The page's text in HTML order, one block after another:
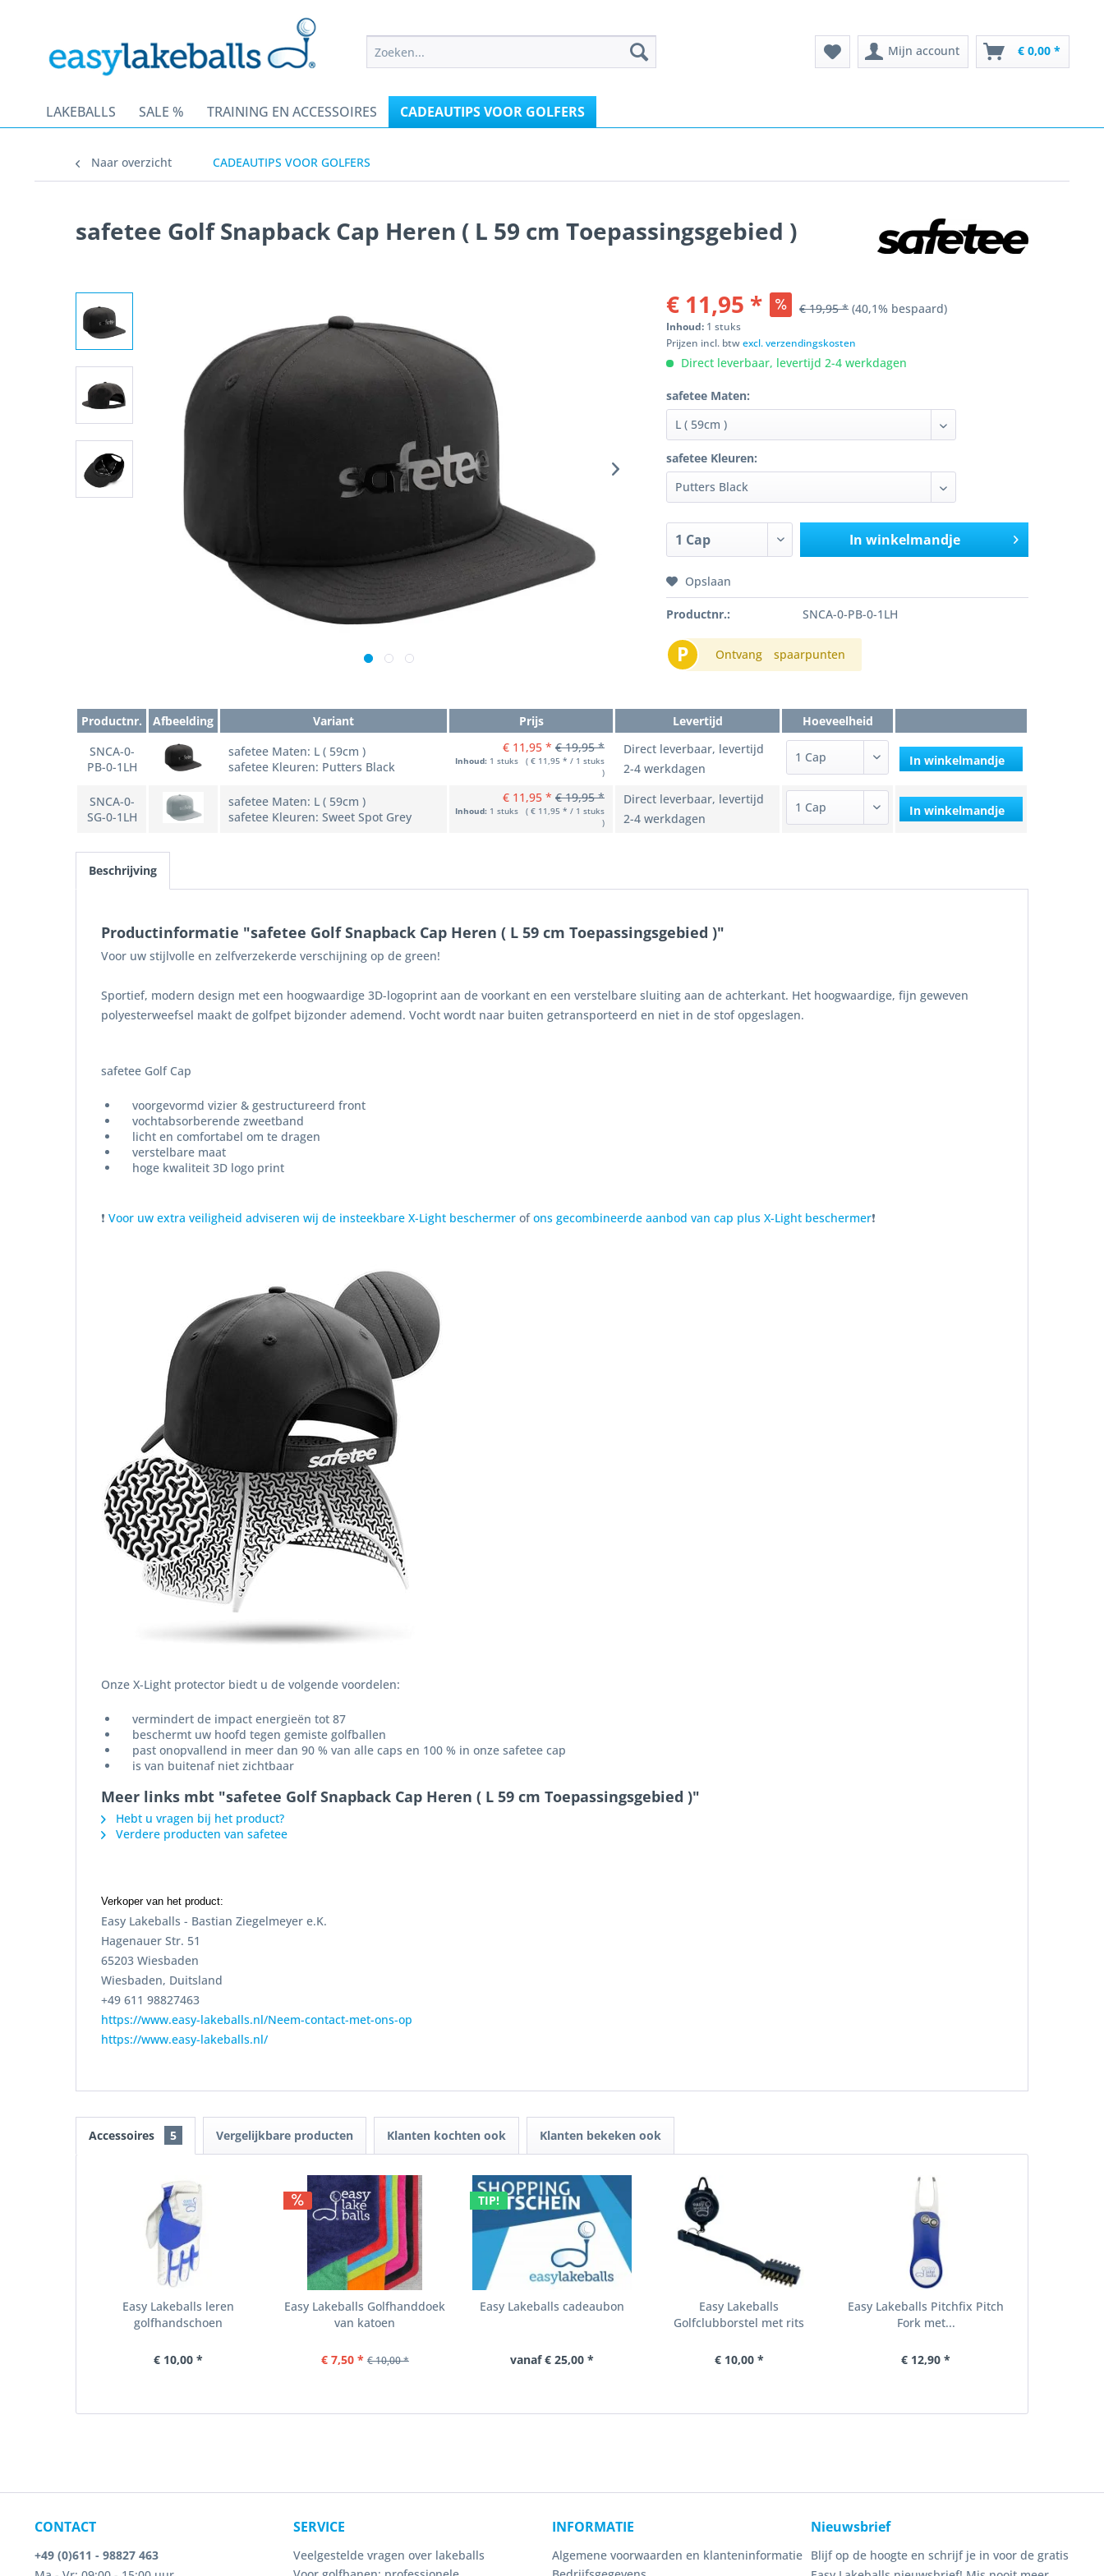
Mijn account € 0,00 *
LAKEBALLS SALE % TRAINING EN ACCESSOIRES CADEAUTIPS VOOR GOLFERS
Naar overzicht CADEAUTIPS VOOR GOLFERS
safetee Golf Snapback Cap Heren ( L 59 cm Toepassingsgebied )
€ 11,95 * € 19,95 * (40,1% bespaard)
Inhoud: 1 stuks
Prijzen incl. btwexcl. verzendingskosten
Direct leverbaar, levertijd 2-4 werkdagen
safetee Maten:
safetee Kleuren:
In winkelmandje
Opslaan
Productnr.: SNCA-0-PB-0-1LH
P Ontvang spaarpunten
Productnr. Afbeelding Variant Prijs Levertijd
Hoeveelheid
SNCA-0-
PB-0-1LH
safetee Maten: L ( 59cm )
safetee Kleuren: Putters Black
€ 11,95 * € 19,95 *
Inhoud: 1 stuks ( € 11,95 * / 1 stuks
)
Direct leverbaar, levertijd
2-4 werkdagen
In winkelmandje
SNCA-0-
SG-0-1LH
safetee Maten: L ( 59cm )
safetee Kleuren: Sweet Spot Grey
€ 11,95 * € 19,95 *
Inhoud: 1 stuks ( € 11,95 * / 1 stuks
)
Direct leverbaar, levertijd
2-4 werkdagen
In winkelmandje
Beschrijving
Productinformatie "safetee Golf Snapback Cap Heren ( L 59 cm Toepassingsgebied )"
Voor uw stijlvolle en zelfverzekerde verschijning op de green!
Sportief, modern design met een hoogwaardige 3D-logoprint aan de voorkant en een verstelbare sluiting aan de achterkant. Het hoogwaardige, fijn geweven
polyesterweefsel maakt de golfpet bijzonder ademend. Vocht wordt naar buiten getransporteerd en niet in de stof opgeslagen.
safetee Golf Cap
voorgevormd vizier & gestructureerd front
vochtabsorberende zweetband
licht en comfortabel om te dragen
verstelbare maat
hoge kwaliteit 3D logo print
❗ Voor uw extra veiligheid adviseren wij de insteekbare X-Light beschermer ofons gecombineerde aanbod van cap plus X-Light beschermer❗
Onze X-Light protector biedt u de volgende voordelen:
vermindert de impact energieën tot 87
beschermt uw hoofd tegen gemiste golfballen
past onopvallend in meer dan 90 % van alle caps en 100 % in onze safetee cap
is van buitenaf niet zichtbaar
Meer links mbt "safetee Golf Snapback Cap Heren ( L 59 cm Toepassingsgebied )"
Hebt u vragen bij het product?
Verdere producten van safetee
Verkoper van het product:
Easy Lakeballs - Bastian Ziegelmeyer e.K.
Hagenauer Str. 51
65203 Wiesbaden
Wiesbaden, Duitsland
+49 611 98827463
https://www.easy-lakeballs.nl/Neem-contact-met-ons-op
https://www.easy-lakeballs.nl/
Accessoires 5 Vergelijkbare producten Klanten kochten ook Klanten bekeken ook
Easy Lakeballs leren
golfhandschoen
€ 10,00 *
Easy Lakeballs Golfhanddoek
van katoen
€ 7,50 * € 10,00 *
TIP!
Easy Lakeballs cadeaubon
vanaf € 25,00 *
Easy Lakeballs
Golfclubborstel met rits
€ 10,00 *
Easy Lakeballs Pitchfix Pitch
Fork met...
€ 12,90 *
CONTACT
+49 (0)611 - 98827 463
SERVICE
Veelgestelde vragen over lakeballs
INFORMATIE
Algemene voorwaarden en klanteninformatie
Nieuwsbrief
Blijf op de hoogte en schrijf je in voor de gratis